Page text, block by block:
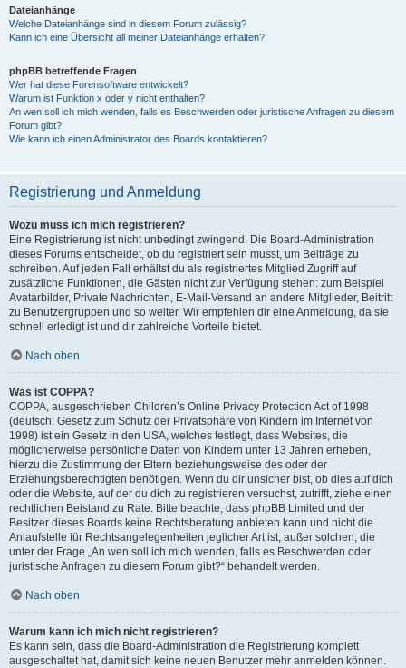
Dateianhänge
Welche Dateianhänge sind in diesem Forum zulässig?
Kann ich eine Übersicht all meiner Dateianhänge erhalten?
phpBB betreffende Fragen
Wer hat diese Forensoftware entwickelt?
Warum ist Funktion x oder y nicht enthalten?
An wen soll ich mich wenden, falls es Beschwerden oder juristische Anfragen zu diesem
Forum gibt?
Wie kann ich einen Administrator des Boards kontaktieren?
Registrierung und Anmeldung
Wozu muss ich mich registrieren?
Eine Registrierung ist nicht unbedingt zwingend. Die Board-Administration
dieses Forums entscheidet, ob du registriert sein musst, um Beiträge zu
schreiben. Auf jeden Fall erhältst du als registriertes Mitglied Zugriff auf
zusätzliche Funktionen, die Gästen nicht zur Verfügung stehen: zum Beispiel
Avatarbilder, Private Nachrichten, E-Mail-Versand an andere Mitglieder, Beitritt
zu Benutzergruppen und so weiter. Wir empfehlen dir eine Anmeldung, da sie
schnell erledigt ist und dir zahlreiche Vorteile bietet.
Nach oben
Was ist COPPA?
COPPA, ausgeschrieben Children’s Online Privacy Protection Act of 1998
(deutsch: Gesetz zum Schutz der Privatsphäre von Kindern im Internet von
1998) ist ein Gesetz in den USA, welches festlegt, dass Websites, die
möglicherweise persönliche Daten von Kindern unter 13 Jahren erheben,
hierzu die Zustimmung der Eltern beziehungsweise des oder der
Erziehungsberechtigten benötigen. Wenn du dir unsicher bist, ob dies auf dich
oder die Website, auf der du dich zu registrieren versuchst, zutrifft, ziehe einen
rechtlichen Beistand zu Rate. Bitte beachte, dass phpBB Limited und der
Besitzer dieses Boards keine Rechtsberatung anbieten kann und nicht die
Anlaufstelle für Rechtsangelegenheiten jeglicher Art ist; außer solchen, die
unter der Frage „An wen soll ich mich wenden, falls es Beschwerden oder
juristische Anfragen zu diesem Forum gibt?“ behandelt werden.
Nach oben
Warum kann ich mich nicht registrieren?
Es kann sein, dass die Board-Administration die Registrierung komplett
ausgeschaltet hat, damit sich keine neuen Benutzer mehr anmelden können.